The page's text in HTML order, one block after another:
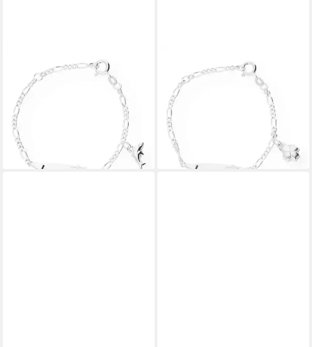
ID Armband JuwelmaLux
Gravur Armband 925 Silber
mit Delfin JL18-03-0065
(kein Set, 1-tlg., kein Set)
61,00 €
lieferbar - in 2-3 Werktagen bei dir
ID Armband JuwelmaLux
Gravur Armband Kleeblatt
925 Silber JL18-03-0062
(kein Set, 1-tlg., kein Set)
61,00 €
lieferbar - in 2-3 Werktagen bei dir